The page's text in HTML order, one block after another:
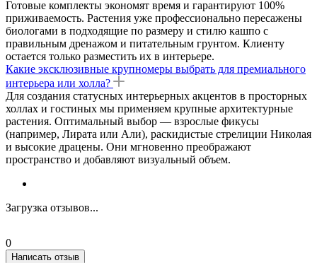
Готовые комплекты экономят время и гарантируют 100%
приживаемость. Растения уже профессионально пересажены
биологами в подходящие по размеру и стилю кашпо с
правильным дренажом и питательным грунтом. Клиенту
остается только разместить их в интерьере.
Какие эксклюзивные крупномеры выбрать для премиального
интерьера или холла?
Для создания статусных интерьерных акцентов в просторных
холлах и гостиных мы применяем крупные архитектурные
растения. Оптимальный выбор — взрослые фикусы
(например, Лирата или Али), раскидистые стрелиции Николая
и высокие драцены. Они мгновенно преображают
пространство и добавляют визуальный объем.
Загрузка отзывов...
0
Написать отзыв